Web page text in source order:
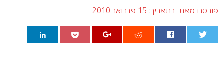
פורסם מאת: בתאריך: 15 פברואר 2010